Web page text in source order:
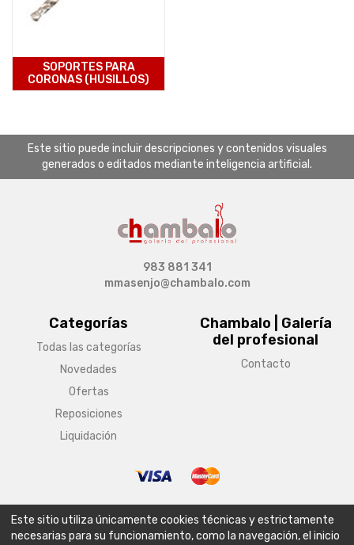
SOPORTES PARA
CORONAS (HUSILLOS)
Este sitio puede incluir descripciones y contenidos visuales
generados o editados mediante inteligencia artificial.
Categorías
Todas las categorías
Novedades
Ofertas
Reposiciones
Liquidación
Chambalo | Galería
del profesional
Contacto
983 881 341
mmasenjo@chambalo.com
Aviso legal Condiciones generales de venta Política de envío
Este sitio utiliza únicamente cookies técnicas y estrictamente
necesarias para su funcionamiento, como la navegación, el inicio